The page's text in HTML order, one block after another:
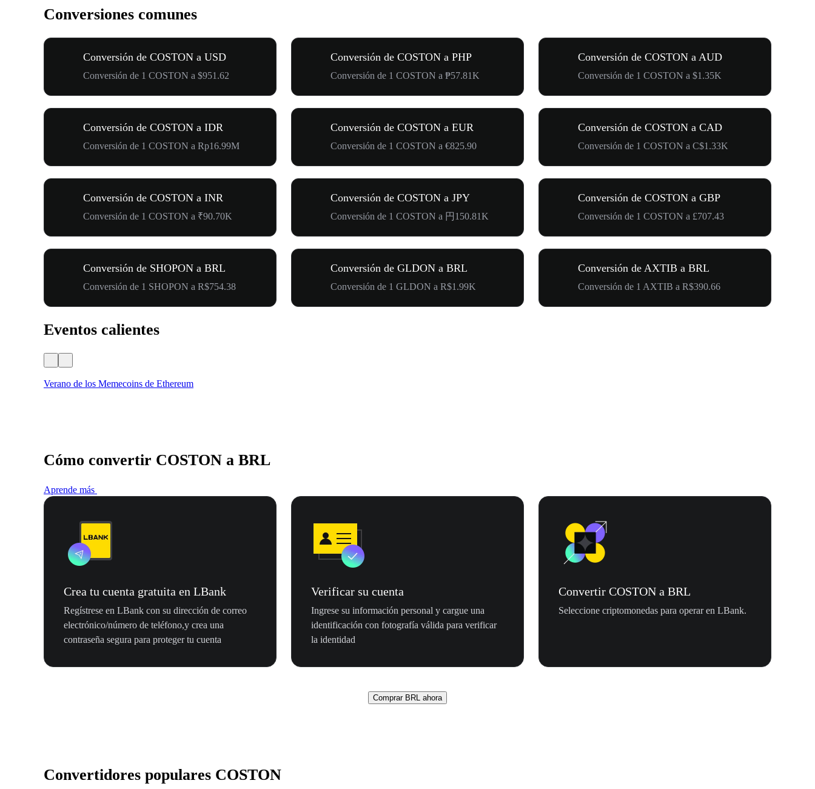
Conversiones comunes
Conversión de COSTON a USD
Conversión de 1 COSTON a $951.62
Conversión de COSTON a PHP
Conversión de 1 COSTON a ₱57.81K
Conversión de COSTON a AUD
Conversión de 1 COSTON a $1.35K
Conversión de COSTON a IDR
Conversión de 1 COSTON a Rp16.99M
Conversión de COSTON a EUR
Conversión de 1 COSTON a €825.90
Conversión de COSTON a CAD
Conversión de 1 COSTON a C$1.33K
Conversión de COSTON a INR
Conversión de 1 COSTON a ₹90.70K
Conversión de COSTON a JPY
Conversión de 1 COSTON a 円150.81K
Conversión de COSTON a GBP
Conversión de 1 COSTON a £707.43
Conversión de SHOPON a BRL
Conversión de 1 SHOPON a R$754.38
Conversión de GLDON a BRL
Conversión de 1 GLDON a R$1.99K
Conversión de AXTIB a BRL
Conversión de 1 AXTIB a R$390.66
Eventos calientes
Verano de los Memecoins de Ethereum
Cómo convertir COSTON a BRL
Aprende más
Crea tu cuenta gratuita en LBank
Regístrese en LBank con su dirección de correo
electrónico/número de teléfono,y crea una
contraseña segura para proteger tu cuenta
Verificar su cuenta
Ingrese su información personal y cargue una
identificación con fotografía válida para verificar
la identidad
Convertir COSTON a BRL
Seleccione criptomonedas para operar en LBank.
Comprar BRL ahora
Convertidores populares COSTON